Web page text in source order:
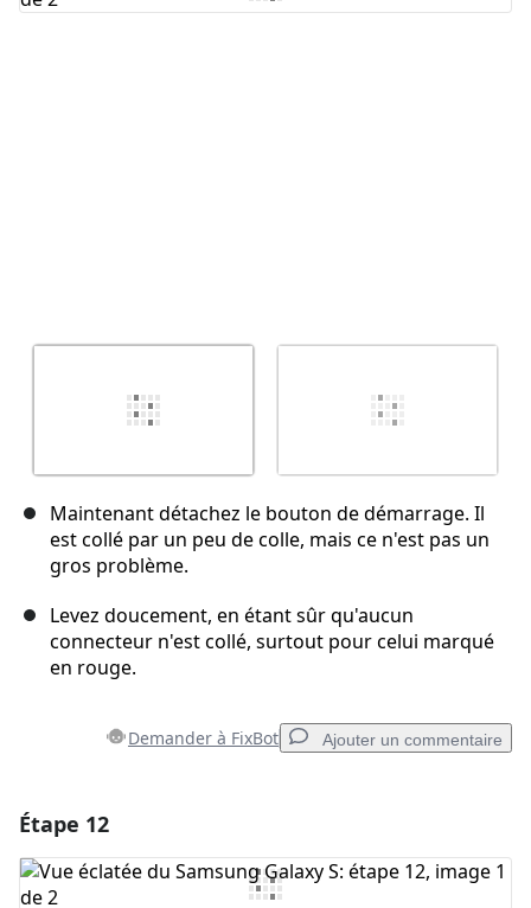
Maintenant détachez le bouton de démarrage. Il
est collé par un peu de colle, mais ce n'est pas un
gros problème.
Levez doucement, en étant sûr qu'aucun
connecteur n'est collé, surtout pour celui marqué
en rouge.
Demander à FixBot Ajouter un commentaire
Ajouter un commentaire
Étape 12